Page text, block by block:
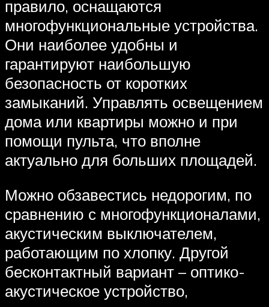
правило, оснащаются
многофункциональные устройства.
Они наиболее удобны и
гарантируют наибольшую
безопасность от коротких
замыканий. Управлять освещением
дома или квартиры можно и при
помощи пульта, что вполне
актуально для больших площадей.
Можно обзавестись недорогим, по
сравнению с многофункционалами,
акустическим выключателем,
работающим по хлопку. Другой
бесконтактный вариант – оптико-
акустическое устройство,